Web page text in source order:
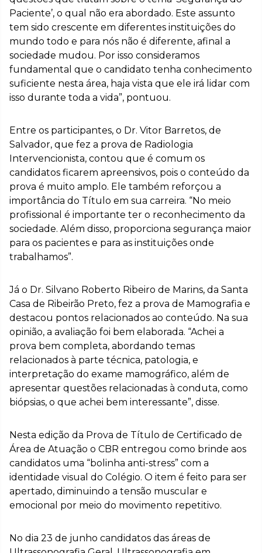
Paciente’, o qual não era abordado. Este assunto
tem sido crescente em diferentes instituições do
mundo todo e para nós não é diferente, afinal a
sociedade mudou. Por isso consideramos
fundamental que o candidato tenha conhecimento
suficiente nesta área, haja vista que ele irá lidar com
isso durante toda a vida”, pontuou.
Entre os participantes, o Dr. Vitor Barretos, de
Salvador, que fez a prova de Radiologia
Intervencionista, contou que é comum os
candidatos ficarem apreensivos, pois o conteúdo da
prova é muito amplo. Ele também reforçou a
importância do Título em sua carreira. “No meio
profissional é importante ter o reconhecimento da
sociedade. Além disso, proporciona segurança maior
para os pacientes e para as instituições onde
trabalhamos”.
Já o Dr. Silvano Roberto Ribeiro de Marins, da Santa
Casa de Ribeirão Preto, fez a prova de Mamografia e
destacou pontos relacionados ao conteúdo. Na sua
opinião, a avaliação foi bem elaborada. “Achei a
prova bem completa, abordando temas
relacionados à parte técnica, patologia, e
interpretação do exame mamográfico, além de
apresentar questões relacionadas à conduta, como
biópsias, o que achei bem interessante”, disse.
Nesta edição da Prova de Título de Certificado de
Área de Atuação o CBR entregou como brinde aos
candidatos uma “bolinha anti-stress” com a
identidade visual do Colégio. O item é feito para ser
apertado, diminuindo a tensão muscular e
emocional por meio do movimento repetitivo.
No dia 23 de junho candidatos das áreas de